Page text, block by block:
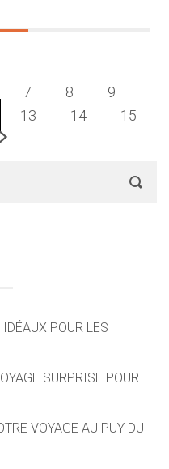
7 8
9
13 14
15
POUR LES
SURPRISE POUR
VOYAGE AU PUY DU